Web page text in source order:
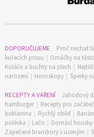
DOPORUČUJEME Proč nechat
kuřecích prsou | Omáčky na
Koláče a buchty na plech |
narození | Horoskopy | Šperky
RECEPTY A VAŘENÍ Jahodový
hamburger | Recepty pro
bublanina | Rychlý oběd |
polévka | Lečo | Domácí housky
Zapečené brambory s uzeným |